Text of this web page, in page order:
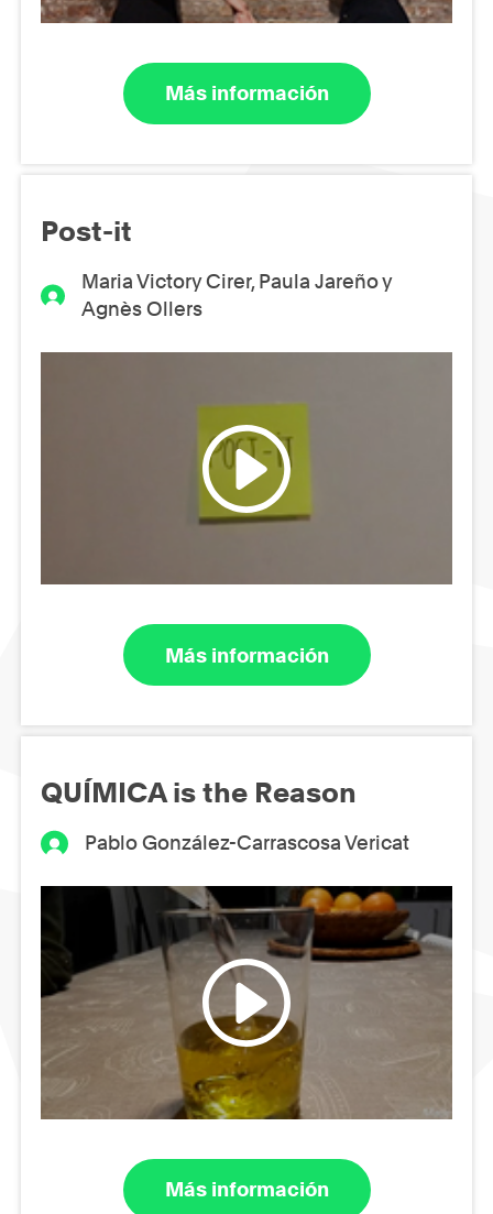
Más información
Post-it
Maria Victory Cirer, Paula Jareño y
Agnès Ollers
Más información
QUÍMICA is the Reason
Pablo González-Carrascosa Vericat
Más información